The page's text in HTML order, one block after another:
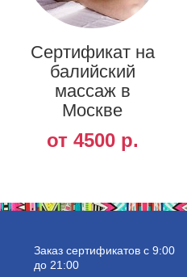
Сертификат на
балийский
массаж в
Москве
от 4500 р.
Заказ сертификатов с 9:00
до 21:00